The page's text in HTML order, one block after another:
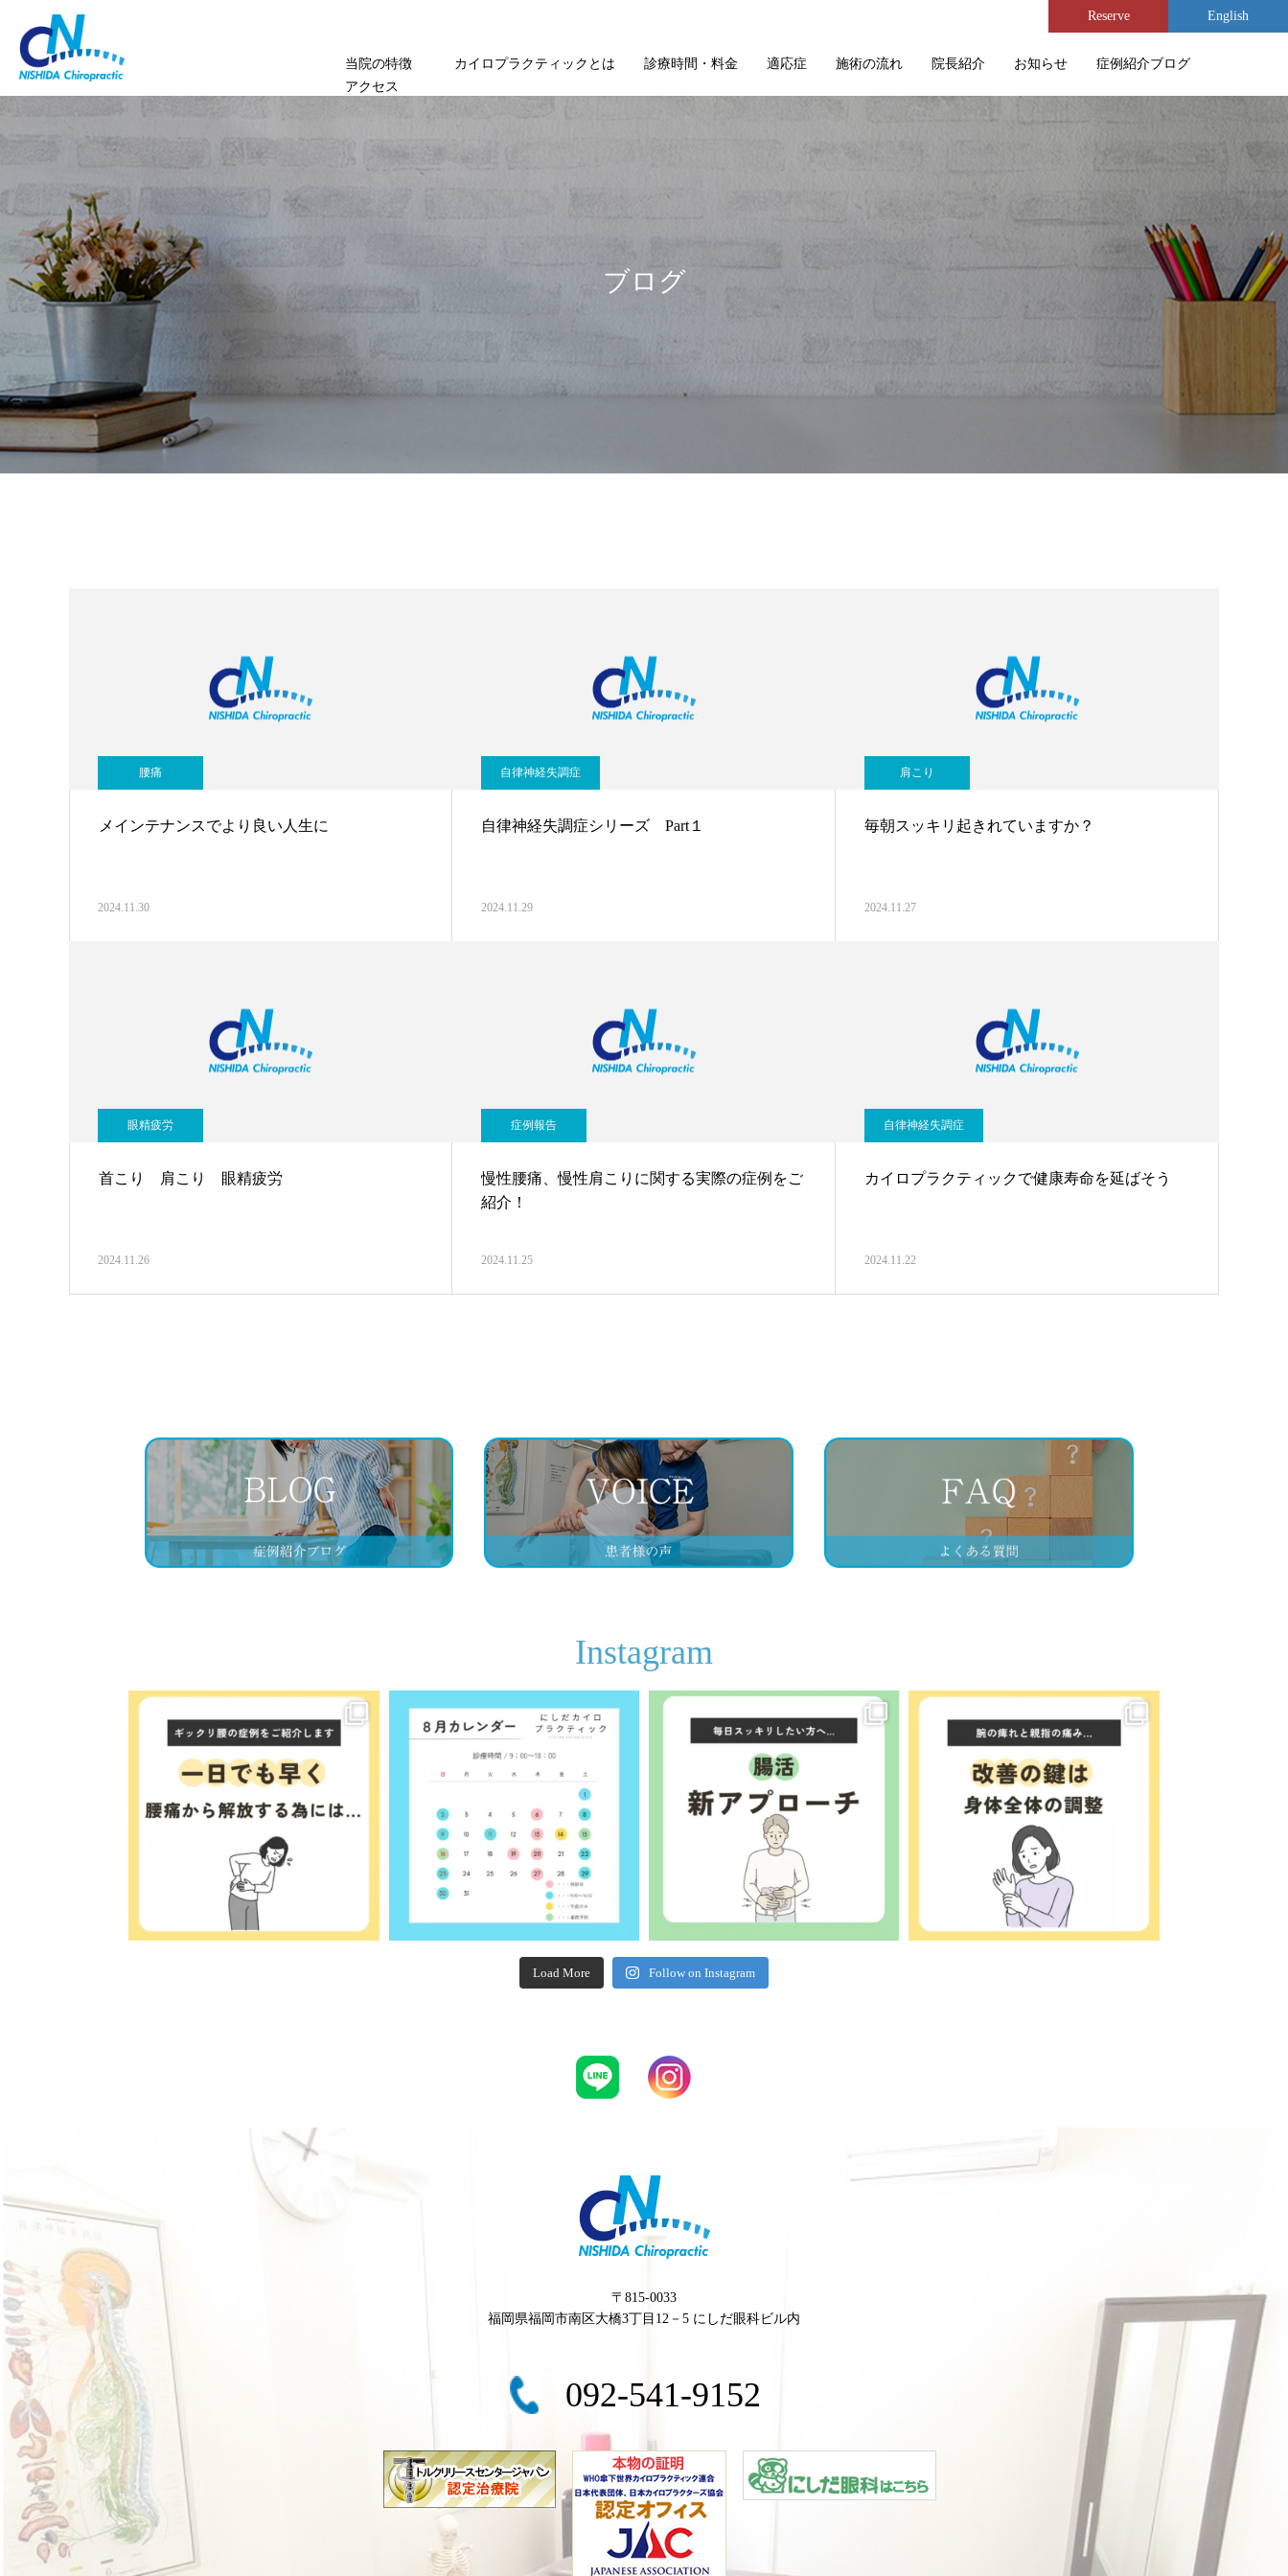
Reserve English
当院の特徴 カイロプラクティックとは 診療時間・料金 適応症 施術の流れ 院長紹介 お知らせ
症例紹介ブログ
アクセス
ブログ
腰痛
メインテナンスでより良い人生に
2024.11.30
自律神経失調症
自律神経失調症シリーズ Part１
2024.11.29
肩こり
毎朝スッキリ起きれていますか？
2024.11.27
眼精疲労
首こり 肩こり 眼精疲労
2024.11.26
症例報告
慢性腰痛、慢性肩こりに関する実際の症例をご
紹介！
2024.11.25
自律神経失調症
カイロプラクティックで健康寿命を延ばそう
2024.11.22
Instagram
Load More Follow on Instagram
〒815-0033
福岡県福岡市南区大橋3丁目12－5 にしだ眼科ビル内
092-541-9152